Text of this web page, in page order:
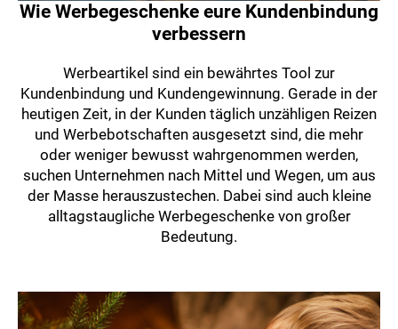
Wie Werbegeschenke eure Kundenbindung
verbessern
Werbeartikel sind ein bewährtes Tool zur
Kundenbindung und Kundengewinnung. Gerade in der
heutigen Zeit, in der Kunden täglich unzähligen Reizen
und Werbebotschaften ausgesetzt sind, die mehr
oder weniger bewusst wahrgenommen werden,
suchen Unternehmen nach Mittel und Wegen, um aus
der Masse herauszustechen. Dabei sind auch kleine
alltagstaugliche Werbegeschenke von großer
Bedeutung.